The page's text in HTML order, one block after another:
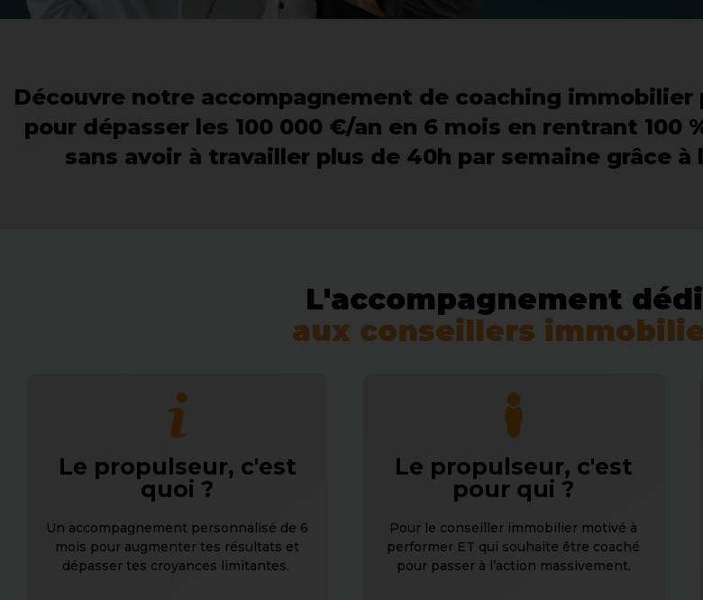
Découvre notre accompagnement de coaching immobilier
pour dépasser les 100 000 €/an en 6 mois en rentrant 100
sans avoir à travailler plus de 40h par semaine grâce à
L'accompagnement
aux conseillers
Le propulseur, c'est
quoi ?
Un accompagnement personnalisé de 6
mois pour augmenter tes résultats et
dépasser tes croyances limitantes.
Le propulseur, c'est
pour qui ?
Pour le conseiller immobilier motivé à
performer ET qui souhaite être coaché
pour passer à l’action massivement.